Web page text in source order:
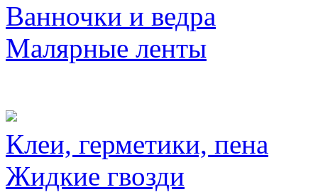
Ванночки и ведра
Малярные ленты
Клеи, герметики, пена
Жидкие гвозди